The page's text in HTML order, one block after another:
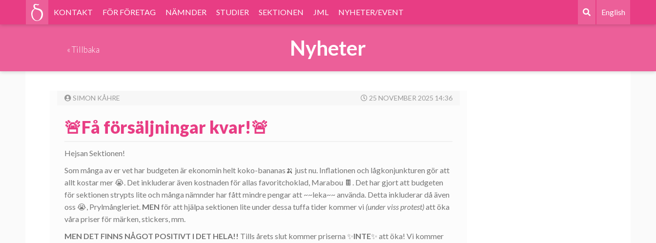
KONTAKT FÖR FÖRETAG NÄMNDER STUDIER SEKTIONEN JML NYHETER/EVENT English
«Tillbaka Nyheter
SIMON KÅHRE 25 NOVEMBER 2025 14:36
🚨Få försäljningar kvar!🚨
Hejsan Sektionen!
Som många av er vet har budgeten är ekonomin helt koko-bananas🍌 just nu. Inflationen och lågkonjunkturen gör att
allt kostar mer 😭. Det inkluderar även kostnaden för allas favoritchoklad, Marabou 🍫. Det har gjort att budgeten
för sektionen strypts lite och många nämnder har fått mindre pengar att ~~leka~~ använda. Detta inkluderar då även
oss 😭, Prylmångleriet. MEN för att hjälpa sektionen lite under dessa tuffa tider kommer vi (under viss protest)att öka
våra priser för märken, stickers, mm.
MEN DET FINNS NÅGOT POSITIVT I DET HELA!! Tills årets slut kommer priserna ✨INTE✨ att öka! Vi kommer